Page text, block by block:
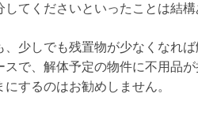
てくださいといったことは結構
、少しでも残置物が少なくなれ
スで、解体予定の物件に不用品
するのはお勧めしません。